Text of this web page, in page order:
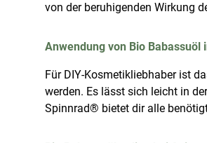
von der beruhigenden Wirkung
Anwendung von Bio Babassuöl
Für DIY-Kosmetikliebhaber ist
werden. Es lässt sich leicht in
Spinnrad® bietet dir alle